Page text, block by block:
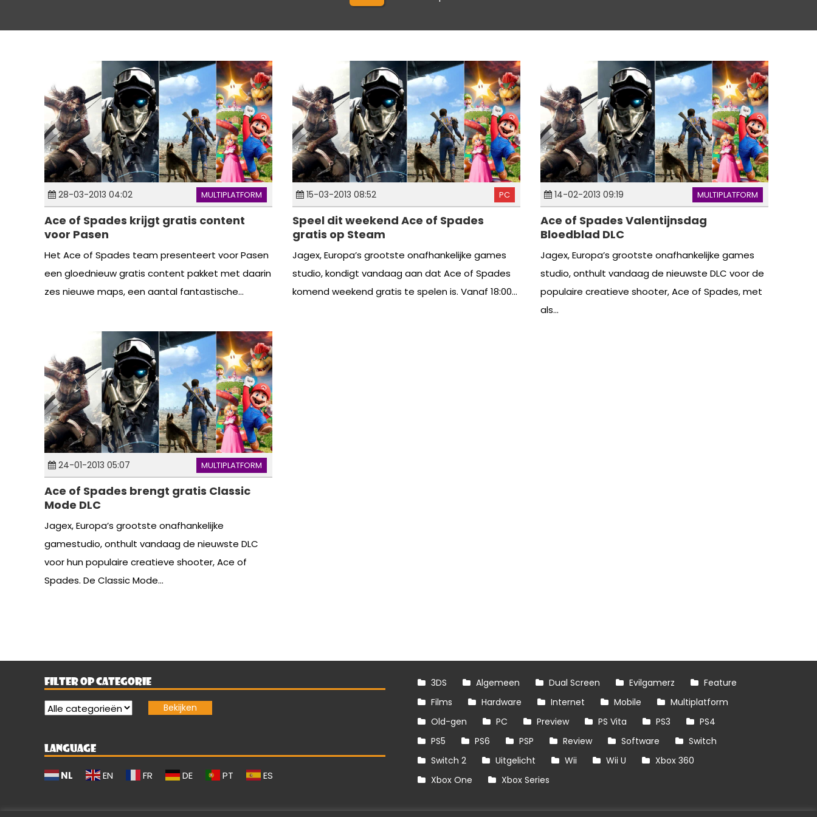
28-03-2013 04:02 MULTIPLATFORM
Ace of Spades krijgt gratis content
voor Pasen
Het Ace of Spades team presenteert voor Pasen
een gloednieuw gratis content pakket met daarin
zes nieuwe maps, een aantal fantastische...
15-03-2013 08:52 PC
Speel dit weekend Ace of Spades
gratis op Steam
Jagex, Europa’s grootste onafhankelijke games
studio, kondigt vandaag aan dat Ace of Spades
komend weekend gratis te spelen is. Vanaf 18:00...
14-02-2013 09:19 MULTIPLATFORM
Ace of Spades Valentijnsdag
Bloedblad DLC
Jagex, Europa’s grootste onafhankelijke games
studio, onthult vandaag de nieuwste DLC voor de
populaire creatieve shooter, Ace of Spades, met
als...
24-01-2013 05:07 MULTIPLATFORM
Ace of Spades brengt gratis Classic
Mode DLC
Jagex, Europa’s grootste onafhankelijke
gamestudio, onthult vandaag de nieuwste DLC
voor hun populaire creatieve shooter, Ace of
Spades. De Classic Mode...
FILTER OP CATEGORIE
LANGUAGE
NL EN FR DE PT ES
3DS Algemeen Dual Screen Evilgamerz
Feature
Films
Hardware Internet Mobile
Multiplatform
Old-gen
PC Preview PS Vita PS3
PS4
PS5
PS6 PSP Review Software
Switch
Switch 2
Uitgelicht Wii Wii U
Xbox 360
Xbox One
Xbox Series